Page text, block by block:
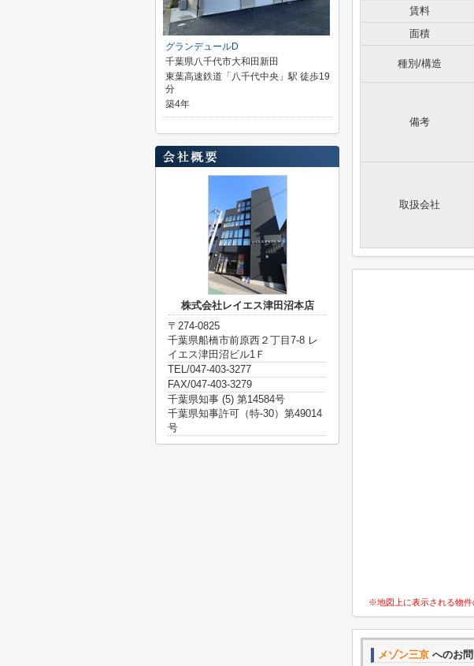
賃料
面積
種別/構造
備考
取扱会社
※地図上に表示される物件
メゾン三京 へのお
グランデュールD
千葉県八千代市大和田新田
東葉高速鉄道「八千代中央」駅 徒歩19
分
築4年
株式会社レイエス津田沼本店
〒274-0825
千葉県船橋市前原西２丁目7-8 レ
イエス津田沼ビル1Ｆ
TEL/047-403-3277
FAX/047-403-3279
千葉県知事 (5) 第14584号
千葉県知事許可（特-30）第49014
号